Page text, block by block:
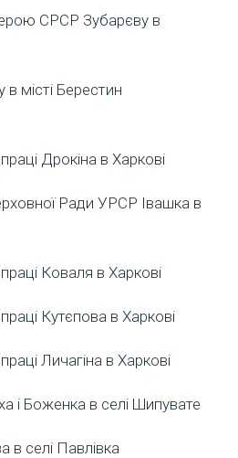
СРСР Зубарєву в
в місті Берестин
Дрокіна в Харкові
Ради УРСР Івашка в
Коваля в Харкові
Кутєпова в Харкові
Личагіна в Харкові
і Боженка в селі Шипувате
в селі Павлівка